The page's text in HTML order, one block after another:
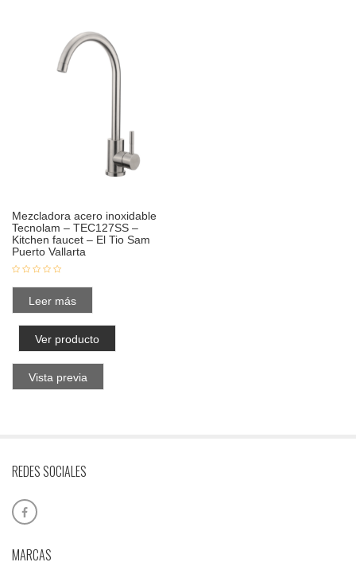
Mezcladora acero inoxidable
Tecnolam – TEC127SS –
Kitchen faucet – El Tio Sam
Puerto Vallarta
Leer más
Ver producto
Vista previa
REDES SOCIALES
MARCAS